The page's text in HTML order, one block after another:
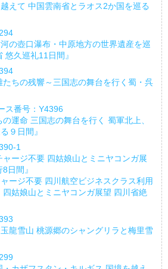
越えて 中国雲南省とラオス2か国を巡る
河の壺口瀑布・中原地方の世界遺産を巡
悠久巡礼11日間』
たちの残響～三国志の舞台を行く蜀・呉
ス番号：Y4396
の運命 三国志の舞台を行く 蜀軍北上、
９日間』
1
ャージ不要 四姑娘山とミニヤコンガ展
日間』
ャージ不要 四川航空ビジネスクラス利用
四姑娘山とミニヤコンガ展望 四川省絶
玉龍雪山 桃源郷のシャングリラと梅里雪